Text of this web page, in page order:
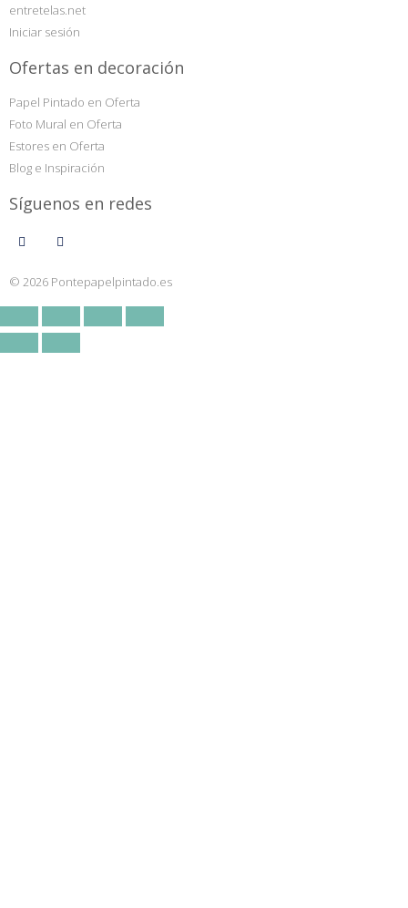
entretelas.net
Iniciar sesión
Ofertas en decoración
Papel Pintado en Oferta
Foto Mural en Oferta
Estores en Oferta
Blog e Inspiración
Síguenos en redes
© 2026 Pontepapelpintado.es